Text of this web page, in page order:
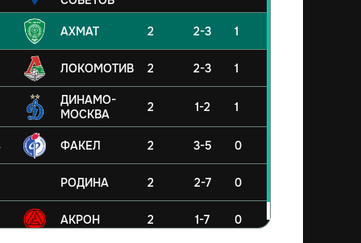
АХМАТ 2 2-3 1
ЛОКОМОТИВ 2 2-3 1
ДИНАМО-
МОСКВА
2 1-2 1
ФАКЕЛ 2 3-5 0
РОДИНА 2 2-7 0
АКРОН 2 1-7 0